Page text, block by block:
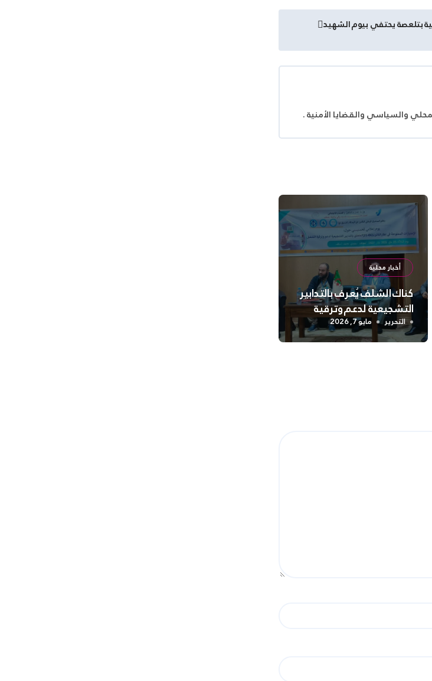
بتلعصة يحتفي بيوم الشهيد
والسياسي والقضايا الأمنية .
أخبار محلية
كناك الشلف يُعرف بالتدابير
التشجيعية لدعم وترقية
التشغيل
التحرير مايو 7, 2026